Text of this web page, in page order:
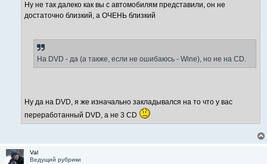
Ну не так далеко как вы с автомобилям представили, он не
достаточно близкий, а ОЧЕНЬ близкий
На DVD - да (а также, если не ошибаюсь - Wine), но не на CD.
Ну да на DVD, я же изначально закладывался на то что у вас
переработанный DVD, а не 3 CD
Val
Ведущий рубрики